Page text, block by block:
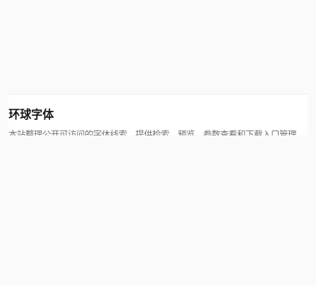
环球字体
本站整理公开可访问的字体线索，提供检索、预览、参数查看和下载入口管理。